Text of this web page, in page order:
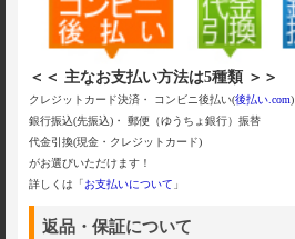
＜＜ 主なお支払い方法は5種類 ＞＞
クレジットカード決済・ コンビニ後払い(後払い.com)
銀行振込(先振込)・ 郵便（ゆうちょ銀行）振替
代金引換(現金・クレジットカード)
がお選びいただけます！
詳しくは「お支払いについて 」
返品・保証について